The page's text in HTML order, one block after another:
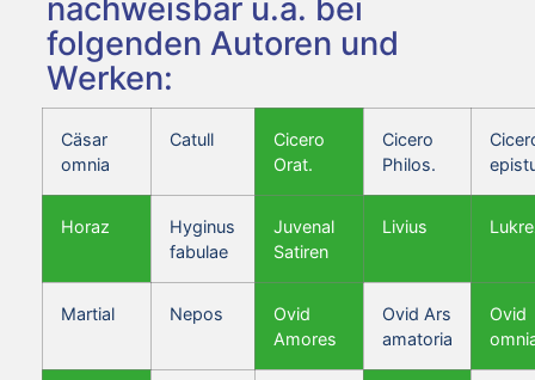
nachweisbar u.a. bei
folgenden Autoren und
Werken:
Cäsar
omnia
Catull
Cicero
Orat.
Cicero
Philos.
Horaz
Hyginus
fabulae
Juvenal
Satiren
Livius
Martial Nepos
Ovid
Amores
Ovid Ars
amatoria
Ovid